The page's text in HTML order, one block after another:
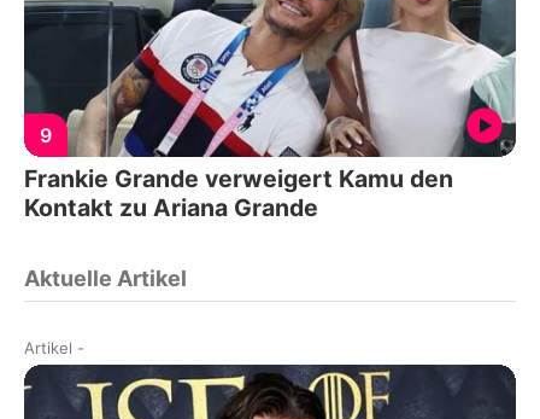
9
Frankie Grande verweigert Kamu den
Kontakt zu Ariana Grande
Aktuelle Artikel
Artikel -